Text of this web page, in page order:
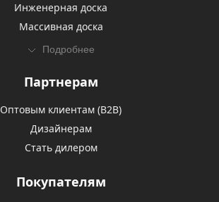
Инженерная доска
Массивная доска
Подробнее
Партнерам
Оптовым клиентам (В2В)
Дизайнерам
Стать дилером
Покупателям